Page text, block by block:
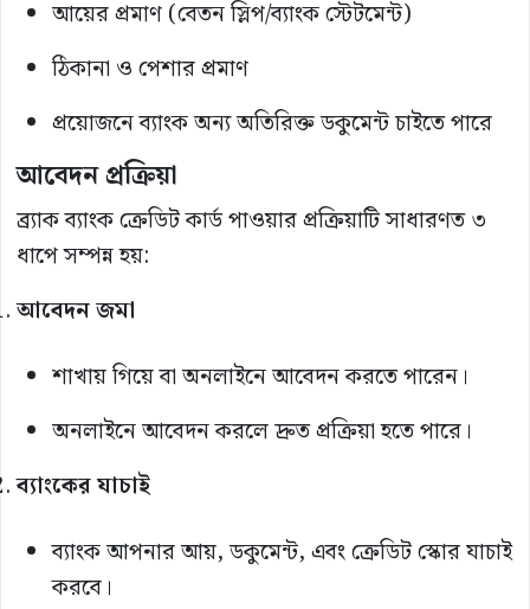
আয়ের প্রমাণ (বেতন স্লিপ/ব্যাংক স্টেটমেন্ট)
ঠিকানা ও পেশার প্রমাণ
প্রয়োজনে ব্যাংক অন্য অতিরিক্ত ডকুমেন্ট চাইতে পারে
আবেদন প্রক্রিয়া
ব্র্যাক ব্যাংক ক্রেডিট কার্ড পাওয়ার প্রক্রিয়াটি সাধারণত ৩
ধাপে সম্পন্ন হয়:
আবেদন জমা
শাখায় গিয়ে বা অনলাইনে আবেদন করতে পারেন।
অনলাইনে আবেদন করলে দ্রুত প্রক্রিয়া হতে পারে।
ব্যাংকের যাচাই
ব্যাংক আপনার আয়, ডকুমেন্ট, এবং ক্রেডিট স্কোর যাচাই
করবে।